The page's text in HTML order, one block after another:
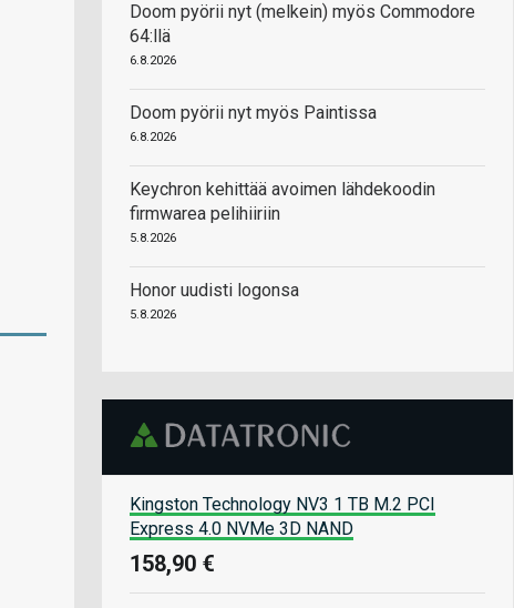
Doom pyörii nyt (melkein) myös Commodore
64:llä
6.8.2026
Doom pyörii nyt myös Paintissa
6.8.2026
Keychron kehittää avoimen lähdekoodin
firmwarea pelihiiriin
5.8.2026
Honor uudisti logonsa
5.8.2026
Kingston Technology NV3 1 TB M.2 PCI
Express 4.0 NVMe 3D NAND
158,90 €